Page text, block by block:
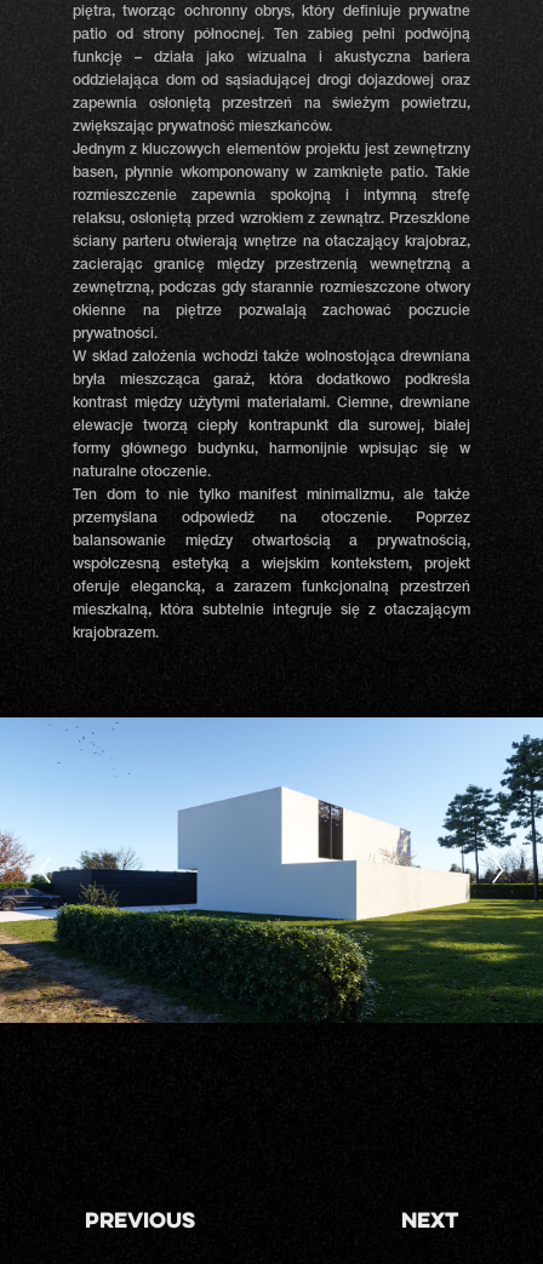
piętra, tworząc ochronny obrys, który definiuje prywatne
patio od strony północnej. Ten zabieg pełni podwójną
funkcję – działa jako wizualna i akustyczna bariera
oddzielająca dom od sąsiadującej drogi dojazdowej oraz
zapewnia osłoniętą przestrzeń na świeżym powietrzu,
zwiększając prywatność mieszkańców.
Jednym z kluczowych elementów projektu jest zewnętrzny
basen, płynnie wkomponowany w zamknięte patio. Takie
rozmieszczenie zapewnia spokojną i intymną strefę
relaksu, osłoniętą przed wzrokiem z zewnątrz. Przeszklone
ściany parteru otwierają wnętrze na otaczający krajobraz,
zacierając granicę między przestrzenią wewnętrzną a
zewnętrzną, podczas gdy starannie rozmieszczone otwory
okienne na piętrze pozwalają zachować poczucie
prywatności.
W skład założenia wchodzi także wolnostojąca drewniana
bryła mieszcząca garaż, która dodatkowo podkreśla
kontrast między użytymi materiałami. Ciemne, drewniane
elewacje tworzą ciepły kontrapunkt dla surowej, białej
formy głównego budynku, harmonijnie wpisując się w
naturalne otoczenie.
Ten dom to nie tylko manifest minimalizmu, ale także
przemyślana odpowiedź na otoczenie. Poprzez
balansowanie między otwartością a prywatnością,
współczesną estetyką a wiejskim kontekstem, projekt
oferuje elegancką, a zarazem funkcjonalną przestrzeń
mieszkalną, która subtelnie integruje się z otaczającym
krajobrazem.
Previous Next